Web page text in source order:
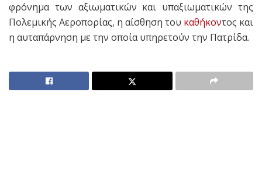
φρόνημα των αξιωματικών και υπαξιωματικών της
Πολεμικής Αεροπορίας, η αίσθηση του καθήκοντος και
η αυταπάρνηση με την οποία υπηρετούν την Πατρίδα.